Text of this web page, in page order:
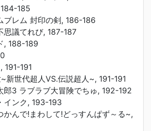
185
ブレム 封印の剣, 186-186
思議てれび, 187-187
, 188-189
191-191
新世代超人VS.伝説超人~, 191-191
郎3 ラブラブ大冒険でちゅ, 192-192
インク, 193-193
かんで!まわして!どっすんぱず～る~,